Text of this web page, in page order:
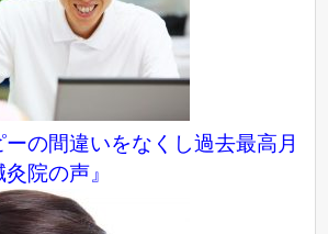
ーの間違いをなくし過去最高月
院の声』